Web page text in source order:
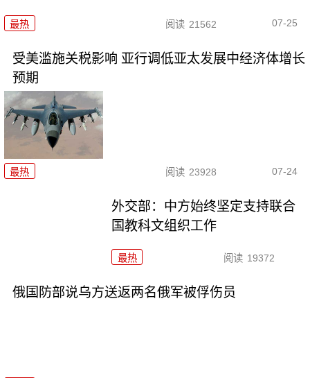
最热 阅读 21562 07-25
受美滥施关税影响 亚行调低亚太发展中经济体增长
预期
最热 阅读 23928 07-24
外交部：中方始终坚定支持联合
国教科文组织工作
最热 阅读 19372
俄国防部说乌方送返两名俄军被俘伤员